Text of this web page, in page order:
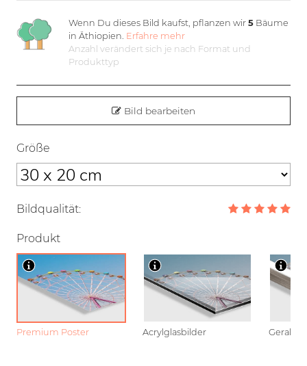
Wenn Du dieses Bild kaufst, pflanzen wir5 Bäume
in Äthiopien. Erfahre mehr
Anzahl verändert sich je nach Format und
Produkttyp
Bild bearbeiten
Größe
Bildqualität:
Produkt
Premium Poster Acrylglasbilder